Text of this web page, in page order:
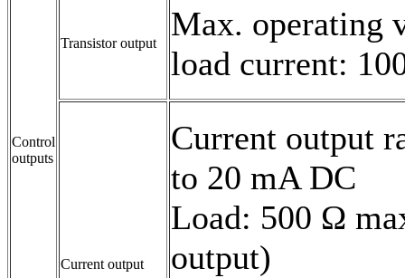
Control
outputs
Transistor output
Max. operating
load current:
Current output
Current output
to 20 mA DC
Load: 500 Ω
output)